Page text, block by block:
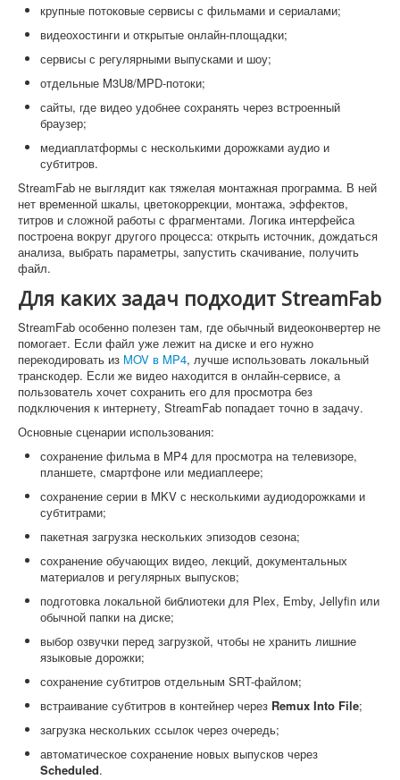
крупные потоковые сервисы с фильмами и сериалами;
видеохостинги и открытые онлайн-площадки;
сервисы с регулярными выпусками и шоу;
отдельные M3U8/MPD-потоки;
сайты, где видео удобнее сохранять через встроенный
браузер;
медиаплатформы с несколькими дорожками аудио и
субтитров.
StreamFab не выглядит как тяжелая монтажная программа. В ней
нет временной шкалы, цветокоррекции, монтажа, эффектов,
титров и сложной работы с фрагментами. Логика интерфейса
построена вокруг другого процесса: открыть источник, дождаться
анализа, выбрать параметры, запустить скачивание, получить
файл.
Для каких задач подходит StreamFab
StreamFab особенно полезен там, где обычный видеоконвертер не
помогает. Если файл уже лежит на диске и его нужно
перекодировать из MOV в MP4, лучше использовать локальный
транскодер. Если же видео находится в онлайн-сервисе, а
пользователь хочет сохранить его для просмотра без
подключения к интернету, StreamFab попадает точно в задачу.
Основные сценарии использования:
сохранение фильма в MP4 для просмотра на телевизоре,
планшете, смартфоне или медиаплеере;
сохранение серии в MKV с несколькими аудиодорожками и
субтитрами;
пакетная загрузка нескольких эпизодов сезона;
сохранение обучающих видео, лекций, документальных
материалов и регулярных выпусков;
подготовка локальной библиотеки для Plex, Emby, Jellyfin или
обычной папки на диске;
выбор озвучки перед загрузкой, чтобы не хранить лишние
языковые дорожки;
сохранение субтитров отдельным SRT-файлом;
встраивание субтитров в контейнер через Remux Into File;
загрузка нескольких ссылок через очередь;
автоматическое сохранение новых выпусков через
Scheduled.